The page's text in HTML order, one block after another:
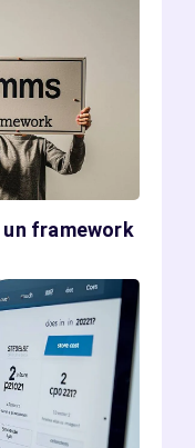
framework